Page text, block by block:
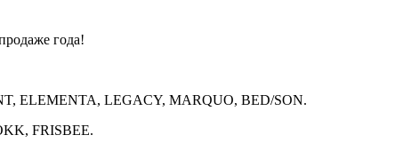
года!
ELEMENTA, LEGACY, MARQUO, BED/SON.
FRISBEE.